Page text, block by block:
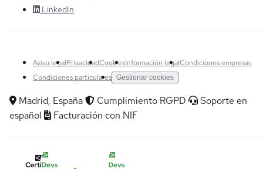
LinkedIn
Aviso legalPrivacidadCookiesInformación legalCondiciones empresas
Condiciones particulares Gestionar cookies
Madrid, España Cumplimiento RGPD
Soporte en
español
Facturación con NIF